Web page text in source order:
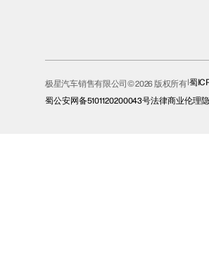
极星汽车销售有限公司© 2026 版权所有 蜀
蜀公安网备5101120200043号法律商业伦理